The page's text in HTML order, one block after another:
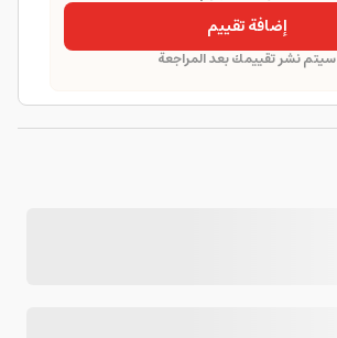
إضافة تقييم
سيتم نشر تقييمك بعد المراجعة